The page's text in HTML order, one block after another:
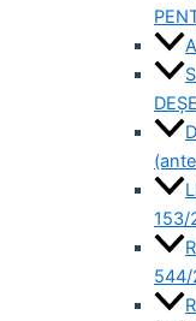
153/